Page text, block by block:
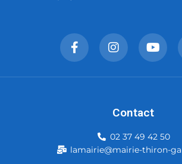
Contact
02 37 49 42 50
lamairie@mairie-thiron-